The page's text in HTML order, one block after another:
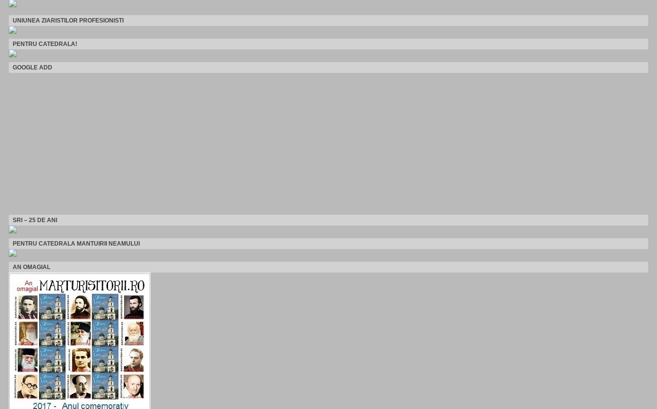
UNIUNEA ZIARISTILOR PROFESIONISTI
PENTRU CATEDRALA!
GOOGLE ADD
SRI – 25 DE ANI
PENTRU CATEDRALA MANTUIRII NEAMULUI
AN OMAGIAL